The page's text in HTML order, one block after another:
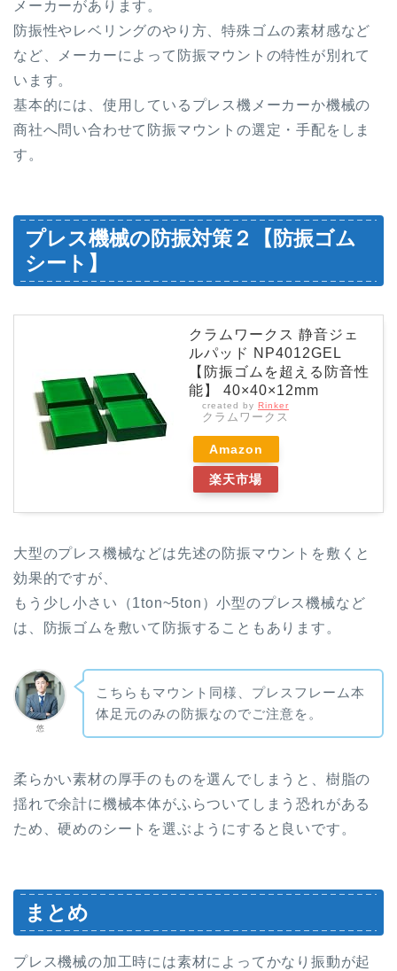
メーカーがあります。
防振性やレベリングのやり方、特殊ゴムの素材感など
など、メーカーによって防振マウントの特性が別れて
います。
基本的には、使用しているプレス機メーカーか機械の
商社へ問い合わせて防振マウントの選定・手配をしま
す。
プレス機械の防振対策２【防振ゴム
シート】
クラムワークス 静音ジェ
ルパッド NP4012GEL
【防振ゴムを超える防音性
能】 40×40×12mm
created by Rinker
クラムワークス
Amazon
楽天市場
大型のプレス機械などは先述の防振マウントを敷くと
効果的ですが、
もう少し小さい（1ton~5ton）小型のプレス機械など
は、防振ゴムを敷いて防振することもあります。
悠
こちらもマウント同様、プレスフレーム本
体足元のみの防振なのでご注意を。
柔らかい素材の厚手のものを選んでしまうと、樹脂の
揺れで余計に機械本体がふらついてしまう恐れがある
ため、硬めのシートを選ぶようにすると良いです。
まとめ
プレス機械の加工時には素材によってかなり振動が起